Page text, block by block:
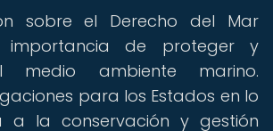
sobre el Derecho del Mar
importancia de proteger y
medio ambiente marino.
para los Estados en lo
a la conservación y gestión